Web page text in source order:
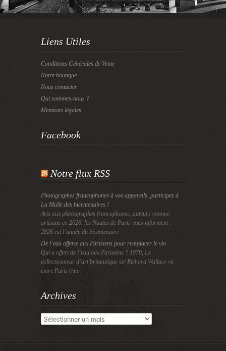
Liens Utiles
Conditions Générales de Vente
Notre boutique
Nous contacter
Qui sommes-nous ?
Mentions légales
Facebook
Notre flux RSS
Photographes francophones à vos appareils, participez à
La Malle des bicentenaires !
Avis aux photographes francophones, auteurs comme
artisans en 2026, les Nautes de Paris vous informent :
2026 est l’année du bicentenaire
De l’eau offerte aux Parisiens pour remplacer le vin
Qui a offert de l’eau aux Parisiens ? 1870, Le
collectionneur d’art britannique sir Richard Wallace vit
entre Paris (rue
Archives
Archives